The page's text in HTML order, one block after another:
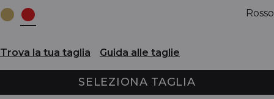
Rosso
Trova la tua taglia Guida alle taglie
SELEZIONA TAGLIA